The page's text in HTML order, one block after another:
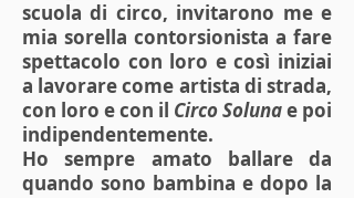
scuola di circo, invitarono me e
mia sorella contorsionista a fare
spettacolo con loro e così iniziai
a lavorare come artista di strada,
con loro e con il Circo Solunae poi
indipendentemente.
Ho sempre amato ballare da
quando sono bambina e dopo la